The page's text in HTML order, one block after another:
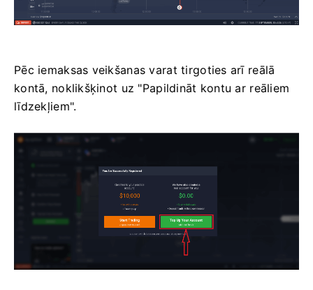
Pēc iemaksas veikšanas varat tirgoties arī reālā
kontā, noklikšķinot uz "Papildināt kontu ar reāliem
līdzekļiem".